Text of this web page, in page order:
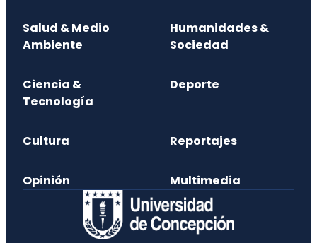
Salud & Medio
Ambiente
Humanidades &
Sociedad
Ciencia &
Tecnología
Deporte
Cultura Reportajes
Opinión Multimedia